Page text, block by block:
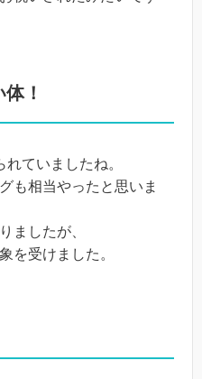
！
ていましたね。
も相当やったと思いま
ましたが、
を受けました。